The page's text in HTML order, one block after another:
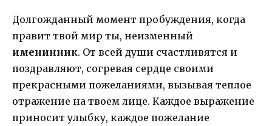
Долгожданный момент пробуждения, когда
правит твой мир ты, неизменный
именинник. От всей души счастливятся и
поздравляют, согревая сердце своими
прекрасными пожеланиями, вызывая теплое
отражение на твоем лице. Каждое выражение
приносит улыбку, каждое пожелание